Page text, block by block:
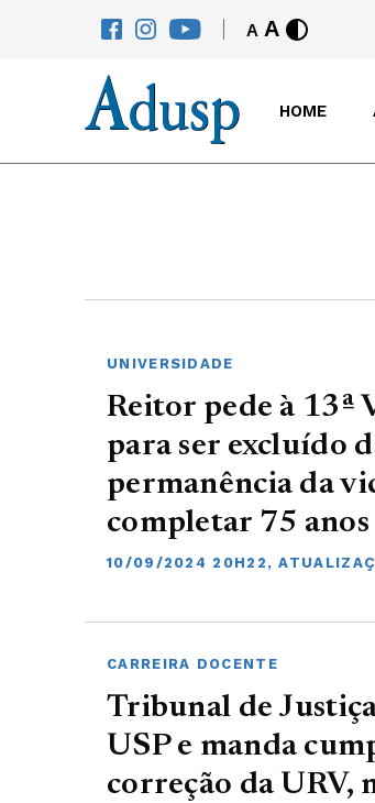
A A
HOME
UNIVERSIDADE
Reitor pede à 13ª
para ser excluído
permanência da
completar 75 anos
10/09/2024 20H22,
CARREIRA DOCENTE
Tribunal de
USP e manda
correção da URV,